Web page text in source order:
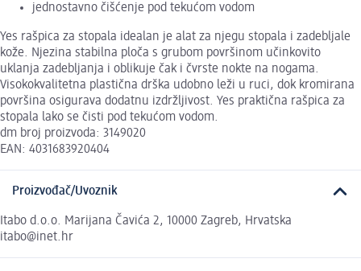
jednostavno čišćenje pod tekućom vodom
Yes rašpica za stopala idealan je alat za njegu stopala i zadebljale
kože. Njezina stabilna ploča s grubom površinom učinkovito
uklanja zadebljanja i oblikuje čak i čvrste nokte na nogama.
Visokokvalitetna plastična drška udobno leži u ruci, dok kromirana
površina osigurava dodatnu izdržljivost. Yes praktična rašpica za
stopala lako se čisti pod tekućom vodom.
dm broj proizvoda: 3149020
EAN: 4031683920404
Proizvođač/Uvoznik
Itabo d.o.o. Marijana Čavića 2, 10000 Zagreb, Hrvatska
itabo@inet.hr